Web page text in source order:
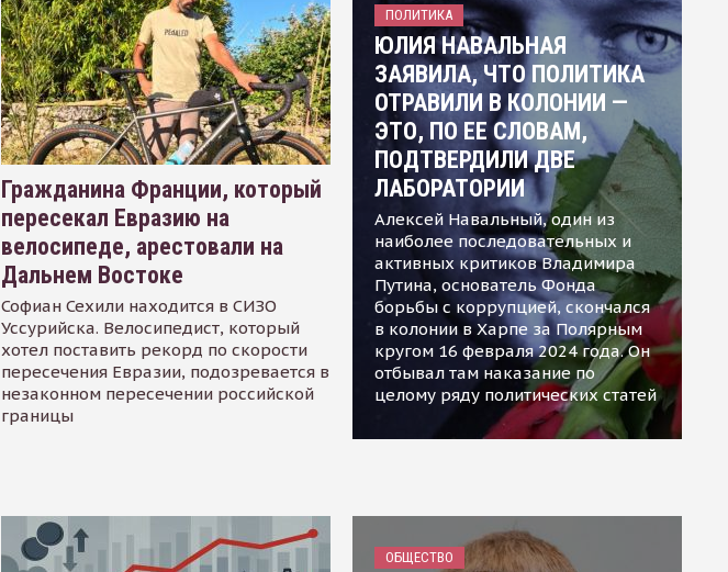
Гражданина Франции, который
пересекал Евразию на
велосипеде, арестовали на
Дальнем Востоке
Софиан Сехили находится в СИЗО
Уссурийска. Велосипедист, который
хотел поставить рекорд по скорости
пересечения Евразии, подозревается в
незаконном пересечении российской
границы
ПОЛИТИКА
ЮЛИЯ НАВАЛЬНАЯ
ЗАЯВИЛА, ЧТО ПОЛИТИКА
ОТРАВИЛИ В КОЛОНИИ —
ЭТО, ПО ЕЕ СЛОВАМ,
ПОДТВЕРДИЛИ ДВЕ
ЛАБОРАТОРИИ
Алексей Навальный, один из
наиболее последовательных и
активных критиков Владимира
Путина, основатель Фонда
борьбы с коррупцией, скончался
в колонии в Харпе за Полярным
кругом 16 февраля 2024 года. Он
отбывал там наказание по
целому ряду политических статей
ОБЩЕСТВО